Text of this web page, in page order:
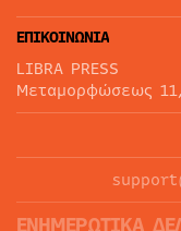
ΕΠΙΚΟΙΝΩΝΙΑ
LIBRA PRESS
Μεταμορφώσεως